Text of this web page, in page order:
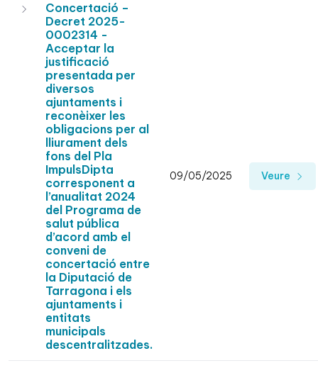
Concertació –
Decret 2025-
0002314 -
Acceptar la
justificació
presentada per
diversos
ajuntaments i
reconèixer les
obligacions per al
lliurament dels
fons del Pla
ImpulsDipta
corresponent a
l’anualitat 2024
del Programa de
salut pública
d’acord amb el
conveni de
concertació entre
la Diputació de
Tarragona i els
ajuntaments i
entitats
municipals
descentralitzades.
09/05/2025 Veure